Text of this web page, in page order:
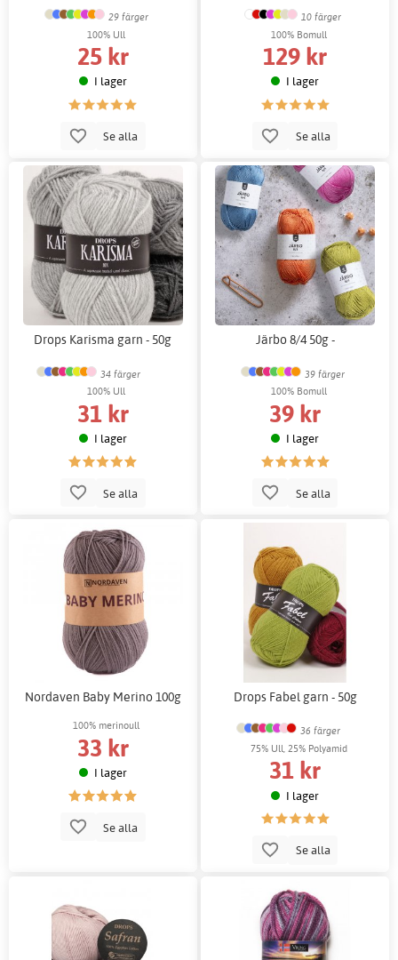
29 färger
100% Ull
25 kr
I lager
Se alla
10 färger
100% Bomull
129 kr
I lager
Se alla
Drops Karisma garn - 50g
34 färger
100% Ull
31 kr
I lager
Se alla
Järbo 8/4 50g -
39 färger
100% Bomull
39 kr
I lager
Se alla
Nordaven Baby Merino 100g
100% merinoull
33 kr
I lager
Se alla
Drops Fabel garn - 50g
36 färger
75% Ull, 25% Polyamid
31 kr
I lager
Se alla